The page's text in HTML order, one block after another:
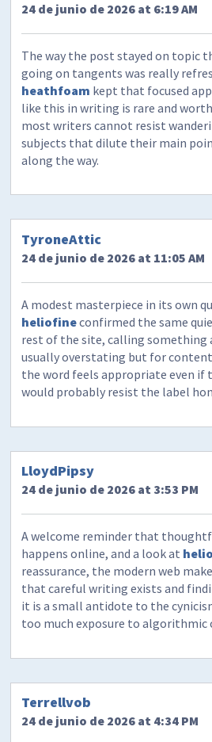
24 de junio de 2026 at 6:19 AM
The way the post stayed on topic
going on tangents was really
heathfoam kept that focused
like this in writing is rare and
most writers cannot resist
subjects that dilute their main
along the way.
TyroneAttic
24 de junio de 2026 at 11:05 AM
A modest masterpiece in its own
heliofineconfirmed the same
rest of the site, calling something
usually overstating but for
the word feels appropriate even if
would probably resist the label
LloydPipsy
24 de junio de 2026 at 3:53 PM
A welcome reminder that
happens online, and a look at
reassurance, the modern web
that careful writing exists and
it is a small antidote to the
too much exposure to algorithmic
Terrellvob
24 de junio de 2026 at 4:34 PM